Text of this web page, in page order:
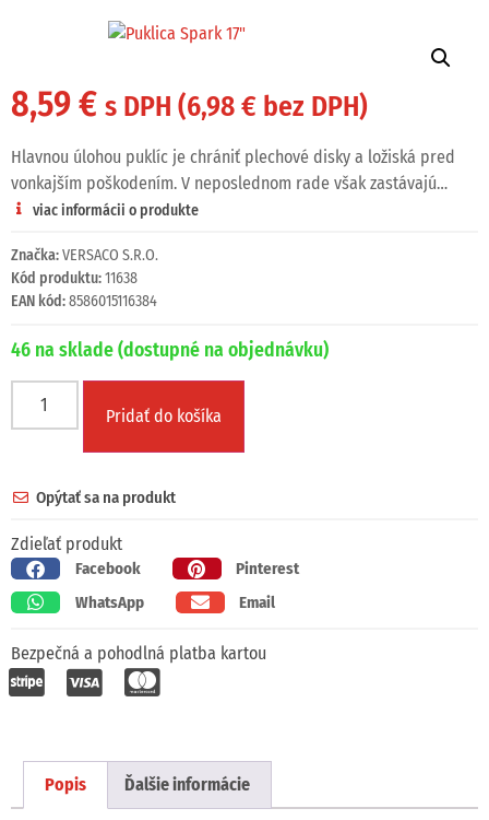
8,59€ s DPH (6,98€ bez DPH)
Hlavnou úlohou puklíc je chrániť plechové disky a ložiská pred
vonkajším poškodením. V neposlednom rade však zastávajú…
viac informácii o produkte
Značka:VERSACO S.R.O.
Kód produktu:11638
EAN kód:8586015116384
46 na sklade (dostupné na objednávku)
Pridať do košíka
Opýtať sa na produkt
Zdieľať produkt
Facebook
Pinterest
WhatsApp
Email
Bezpečná a pohodlná platba kartou
Popis Ďalšie informácie